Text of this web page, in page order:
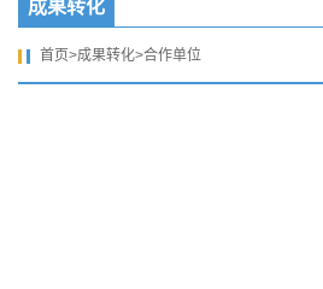
成果转化
首页>成果转化>合作单位